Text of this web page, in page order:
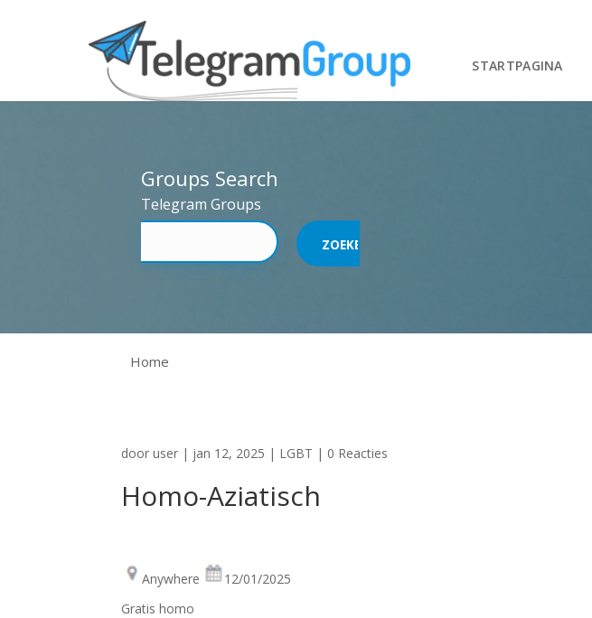
STARTPAGINA
Groups Search
Telegram Groups
Home
dooruser | jan 12, 2025 | LGBT | 0 Reacties
Homo-Aziatisch
Anywhere
12/01/2025
Gratis homo